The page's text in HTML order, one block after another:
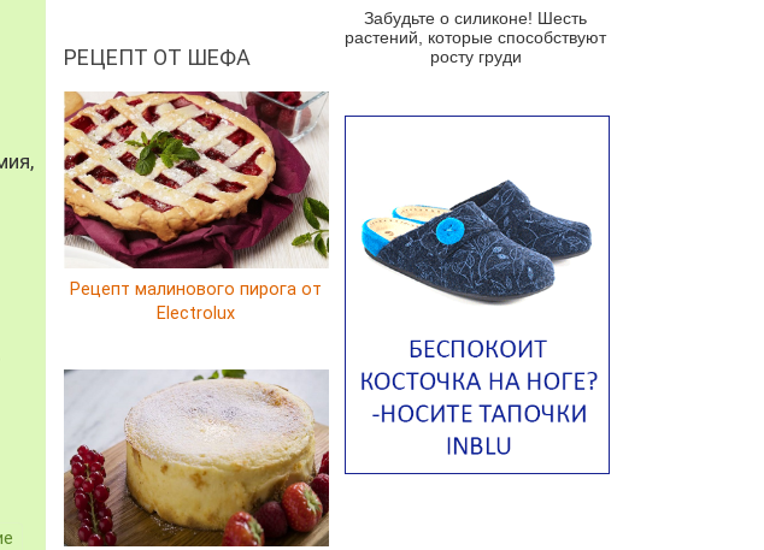
РЕЦЕПТ ОТ ШЕФА
Рецепт малинового пирога от
Electrolux
из рукколы
Португальский чесночный суп с
Ирландский картофельный суп
Суп из пастернака
Пряный морковный суп во время
зимних холодов
Американский суп из красной
фасоли с сальсой гуакамоле
Острый чечевичный суп с
кремом из петрушки
Суп с лапшой рамен в
Забудьте о силиконе! Шесть
растений, которые способствуют
росту груди